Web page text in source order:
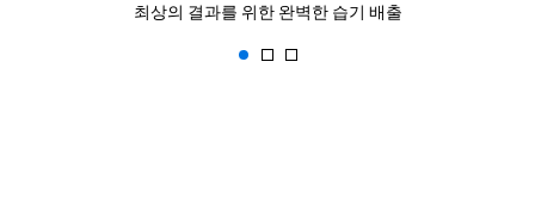
최상의 결과를 위한 완벽한 습기 배출